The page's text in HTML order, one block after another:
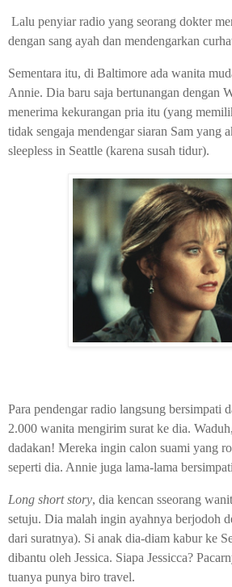
Lalu penyiar radio yang seorang dokter
dengan sang ayah dan mendengarkan
Sementara itu, di Baltimore ada wanita
Annie. Dia baru saja bertunangan dengan
menerima kekurangan pria itu (yang
tidak sengaja mendengar siaran Sam yang
sleepless in Seattle (karena susah tidur).
Para pendengar radio langsung bersimpati
2.000 wanita mengirim surat ke dia.
dadakan! Mereka ingin calon suami yang
seperti dia. Annie juga lama-lama
Long short story, dia kencan sseorang
setuju. Dia malah ingin ayahnya berjodoh
dari suratnya). Si anak dia-diam kabur ke
dibantu oleh Jessica. Siapa Jessicca?
tuanya punya biro travel.